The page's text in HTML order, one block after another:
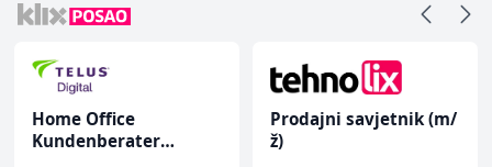
Home Office
Kundenberater
Prodajni savjetnik (m/
ž)